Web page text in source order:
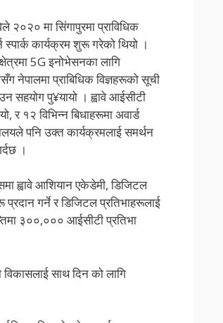
२०२० मा सिंगापुरमा प्राविधिक
स्पार्क कार्यक्रम शुरू गरेको थियो ।
5G इनोभेसनका लागि
नेपालमा प्राबिधिक विज्ञहरूको सूची
सहयोग पु¥यायो । ह्वावे आईसीटी
र १२ विभिन्न बिधाहरूमा अवार्ड
पनि उक्त कार्यक्रमलाई समर्थन
।
ह्वावे आशियान एकेडेमी, डिजिटल
गर्ने र डिजिटल प्रतिभाहरूलाई
३००,००० आईसीटी प्रतिभा
विकासलाई साथ दिन को लागि